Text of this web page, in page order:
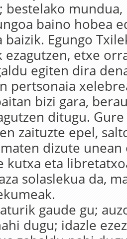
bestelako mundua,
baino hobea
Egungo
ezagutzen, etxe
egiten dira
pertsonaia
bizi gara,
ditugu.
zaituzte epel,
dizute
kutxa eta
solaslekua da,
gaude gu;
dugu; idazle